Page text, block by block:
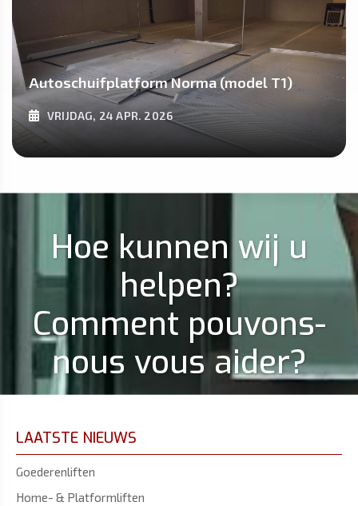
Autoschuifplatform Norma (model T1)
VRIJDAG, 24 APR. 2026
Hoe kunnen wij u
helpen?
Comment pouvons-
nous vous aider?
LAATSTE NIEUWS
Goederenliften
Home- & Platformliften